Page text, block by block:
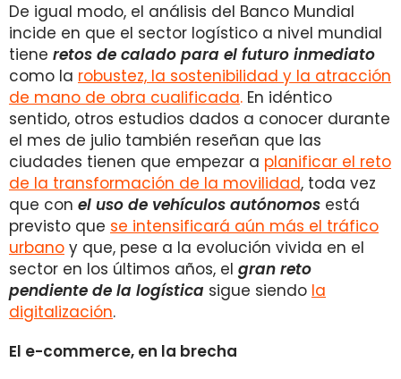
De igual modo, el análisis del Banco Mundial
incide en que el sector logístico a nivel mundial
tiene retos de calado para el futuro inmediato
como la robustez, la sostenibilidad y la atracción
de mano de obra cualificada. En idéntico
sentido, otros estudios dados a conocer durante
el mes de julio también reseñan que las
ciudades tienen que empezar a planificar el reto
de la transformación de la movilidad, toda vez
que con el uso de vehículos autónomos está
previsto que se intensificará aún más el tráfico
urbano y que, pese a la evolución vivida en el
sector en los últimos años, el gran reto
pendiente de la logística sigue siendo la
digitalización.
El e-commerce, en la brecha